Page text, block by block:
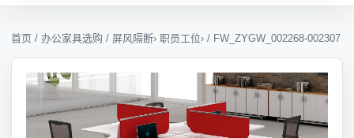
首页 / 办公家具选购 / 屏风隔断› 职员工位› / FW_ZYGW_002268-002307